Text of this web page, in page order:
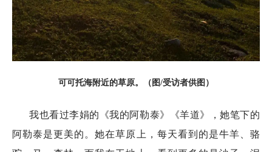
可可托海附近的草原。（图/受访者供图）
我也看过李娟的《我的阿勒泰》《羊道》，她笔下的
阿勒泰是更美的。她在草原上，每天看到的是牛羊、骆